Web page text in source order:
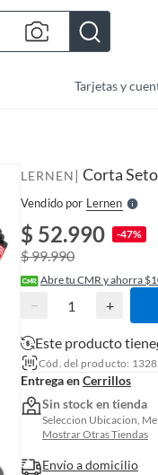
Tarjetas y
LERNEN | Corta
Vendido por LernenS
l
l
$ 52.990 -47%
$ 99.990
Abre tu CMR y ahorra
− +
Este producto tiene
Cód. del producto:
Entrega enCerrillos
Sin stock en tienda
Seleccion Ubicacion,
Mostrar Otras Tiendas
Envío a domicilio